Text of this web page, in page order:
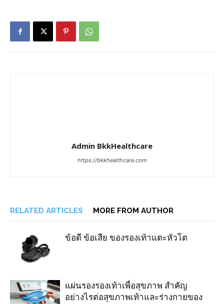
Admin BkkHealthcare
https://bkkhealthcare.com
RELATED ARTICLES MORE FROM AUTHOR
ข้อดี ข้อเสีย ของรองเท้าแตะหัวโต
แผ่นรองรองเท้าเพื่อสุขภาพ สำคัญ
อย่างไรต่อสุขภาพเท้าและร่างกายของ